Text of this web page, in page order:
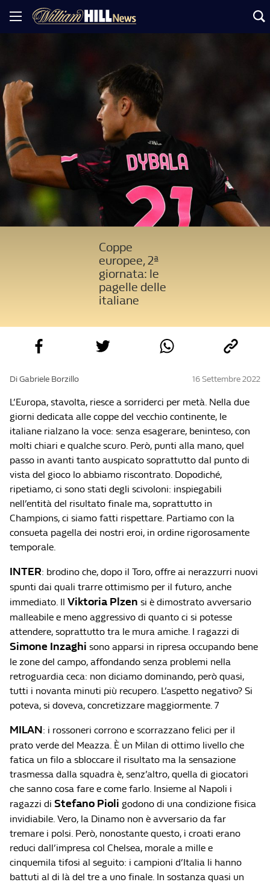
Coppe
europee, 2ª
giornata: le
pagelle delle
italiane
Di Gabriele Borzillo 16 Settembre 2022
L’Europa, stavolta, riesce a sorriderci per metà. Nella due
giorni dedicata alle coppe del vecchio continente, le
italiane rialzano la voce: senza esagerare, beninteso, con
molti chiari e qualche scuro. Però, punti alla mano, quel
passo in avanti tanto auspicato soprattutto dal punto di
vista del gioco lo abbiamo riscontrato. Dopodiché,
ripetiamo, ci sono stati degli scivoloni: inspiegabili
nell’entità del risultato finale ma, soprattutto in
Champions, ci siamo fatti rispettare. Partiamo con la
consueta pagella dei nostri eroi, in ordine rigorosamente
temporale.
INTER: brodino che, dopo il Toro, offre ai nerazzurri nuovi
spunti dai quali trarre ottimismo per il futuro, anche
immediato. Il Viktoria Plzen si è dimostrato avversario
malleabile e meno aggressivo di quanto ci si potesse
attendere, soprattutto tra le mura amiche. I ragazzi di
Simone Inzaghi sono apparsi in ripresa occupando bene
le zone del campo, affondando senza problemi nella
retroguardia ceca: non diciamo dominando, però quasi,
tutti i novanta minuti più recupero. L’aspetto negativo? Si
poteva, si doveva, concretizzare maggiormente. 7
MILAN: i rossoneri corrono e scorrazzano felici per il
prato verde del Meazza. È un Milan di ottimo livello che
fatica un filo a sbloccare il risultato ma la sensazione
trasmessa dalla squadra è, senz’altro, quella di giocatori
che sanno cosa fare e come farlo. Insieme al Napoli i
ragazzi di Stefano Pioli godono di una condizione fisica
invidiabile. Vero, la Dinamo non è avversario da far
tremare i polsi. Però, nonostante questo, i croati erano
reduci dall’impresa col Chelsea, morale a mille e
cinquemila tifosi al seguito: i campioni d’Italia li hanno
battuti al di là del tre a uno finale. In sostanza quasi un